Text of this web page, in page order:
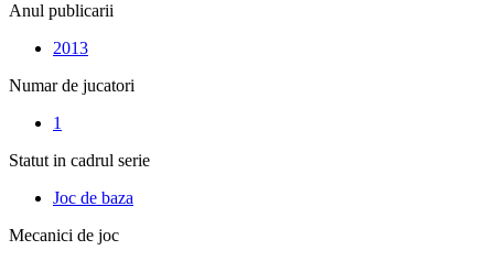
Anul publicarii
2013
Numar de jucatori
1
Statut in cadrul serie
Joc de baza
Mecanici de joc